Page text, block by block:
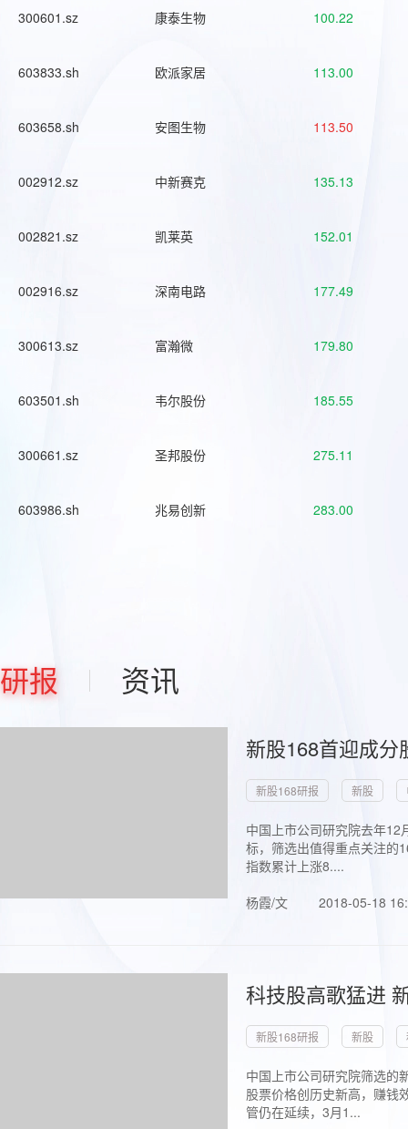
300601.sz 康泰生物 100.22
603833.sh 欧派家居 113.00
603658.sh 安图生物 113.50
002912.sz 中新赛克 135.13
002821.sz 凯莱英 152.01
002916.sz 深南电路 177.49
300613.sz 富瀚微 179.80
603501.sh 韦尔股份 185.55
300661.sz 圣邦股份 275.11
603986.sh 兆易创新 283.00
研报 资讯
新股168首迎成
新股168研报 新股
中国上市公司研究院去年
标，筛选出值得重点关注的
指数累计上涨8....
杨霞/文
2018-05-18
科技股高歌猛进
新股168研报 新股
中国上市公司研究院筛选的
股票价格创历史新高，赚钱
管仍在延续，3月1...